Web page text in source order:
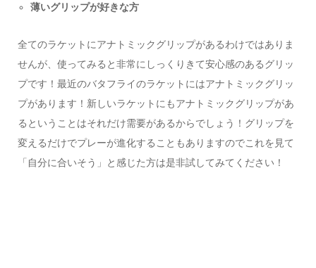
薄いグリップが好きな方
全てのラケットにアナトミックグリップがあるわけではありま
せんが、使ってみると非常にしっくりきて安心感のあるグリッ
プです！最近のバタフライのラケットにはアナトミックグリッ
プがあります！新しいラケットにもアナトミックグリップがあ
るということはそれだけ需要があるからでしょう！グリップを
変えるだけでプレーが進化することもありますのでこれを見て
「自分に合いそう」と感じた方は是非試してみてください！